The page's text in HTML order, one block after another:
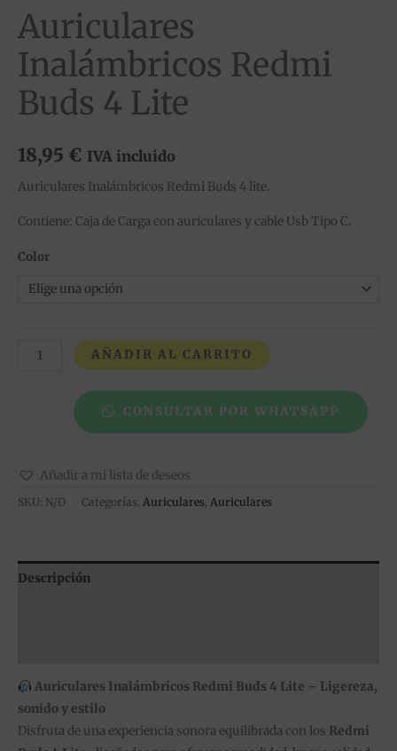
Auriculares
Inalámbricos Redmi
Buds 4 Lite
18,95 € IVA incluido
Auriculares Inalámbricos Redmi Buds 4 lite.
Contiene: Caja de Carga con auriculares y cable Usb Tipo C.
Color
AÑADIR AL CARRITO
CONSULTAR POR WHATSAPP
Añadir a mi lista de deseos
SKU: N/D Categorías: Auriculares Auriculares
Descripción
Auriculares Inalámbricos Redmi Buds 4 Lite – Ligereza,
sonido y estilo
Disfruta de una experiencia sonora equilibrada con los Redmi